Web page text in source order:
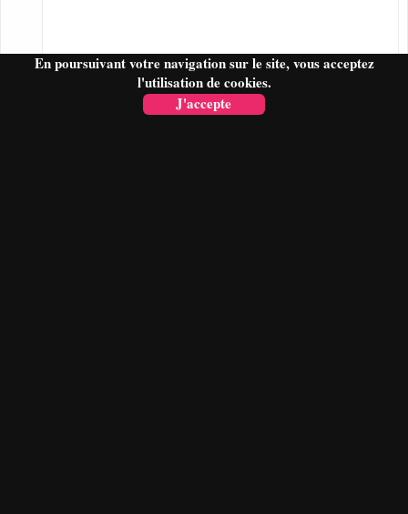
En poursuivant votre navigation sur le site, vous acceptez
l'utilisation de cookies.
J'accepte